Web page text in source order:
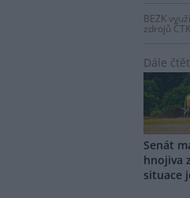
BEZK
zdrojů
Dále
Senát
hnojiva
situace